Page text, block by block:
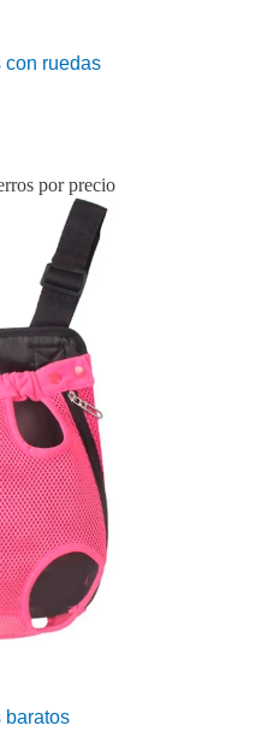
con ruedas
por precio
baratos